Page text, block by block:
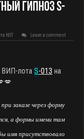
гипноз S-
NST Leave a comment
ВИП-лотаS-013 на
заказе через форму
а формы имени там
имя присутствовало